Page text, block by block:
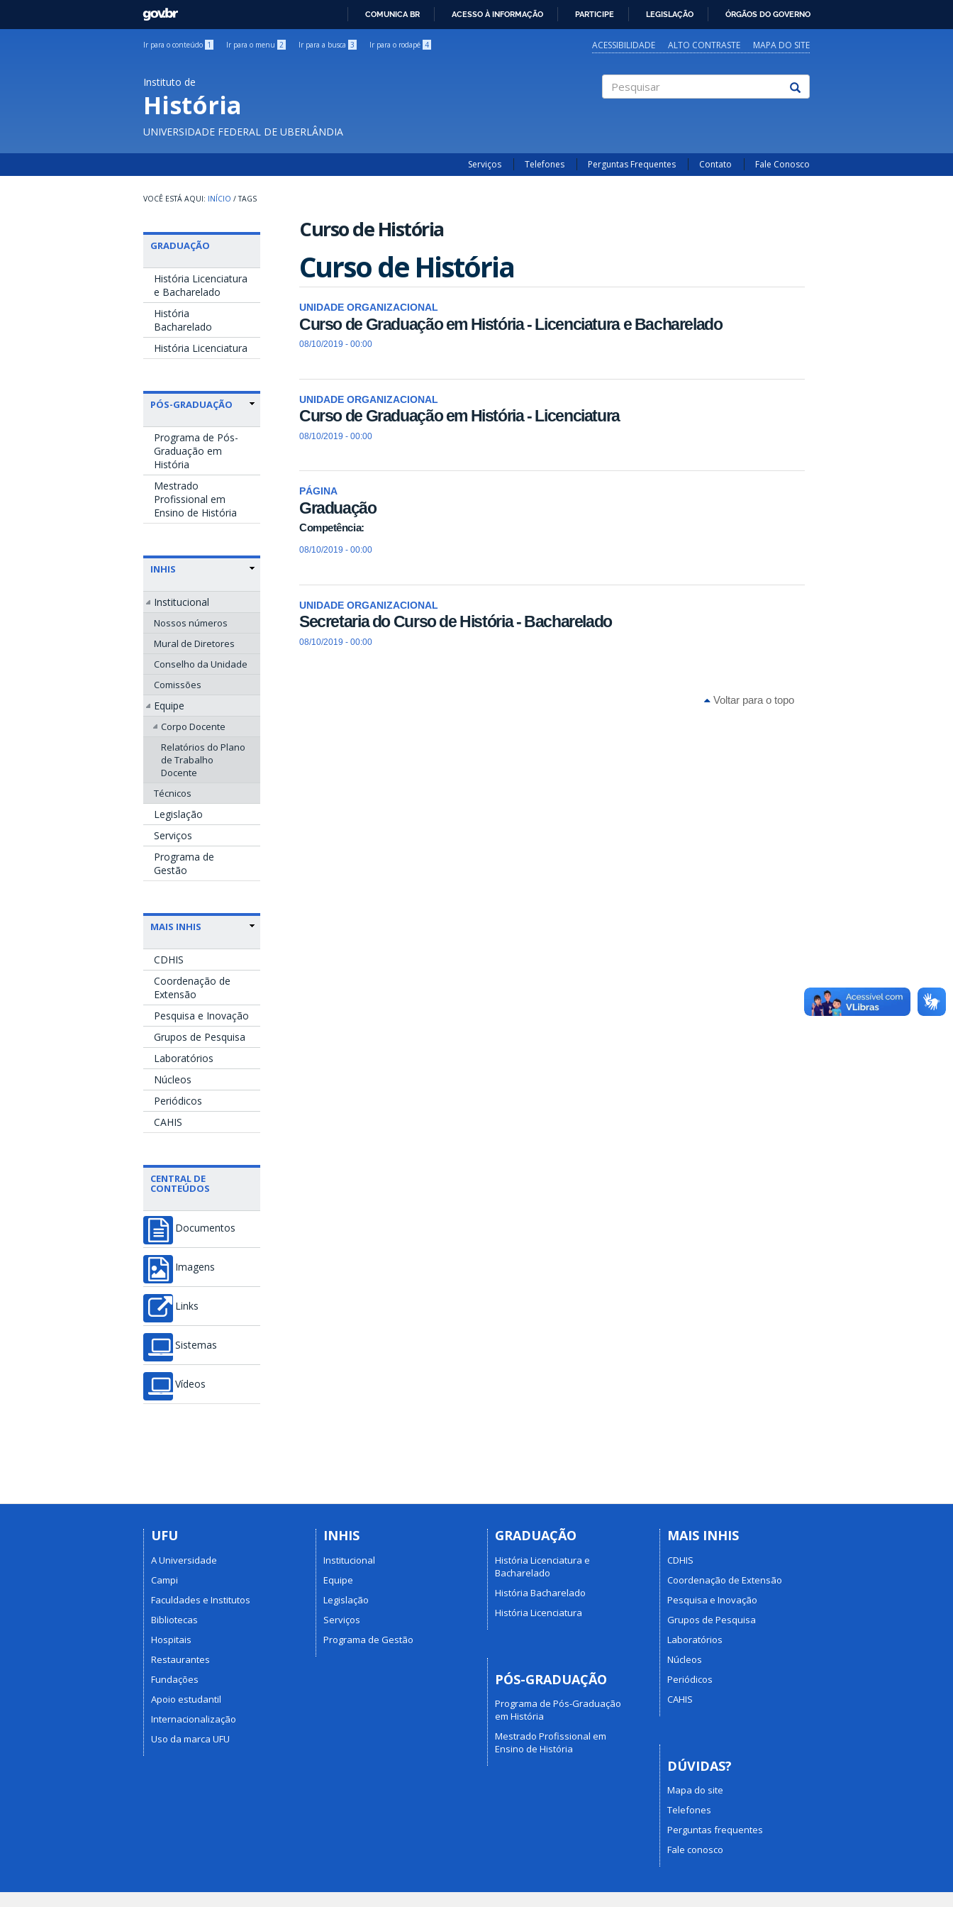
GOVBR
COMUNICA BR ACESSO À INFORMAÇÃO PARTICIPE LEGISLAÇÃO ÓRGÃOS DO GOVERNO
Ir para o conteúdo 1 Ir para o menu 2 Ir para a busca 3 Ir para o rodapé 4 ACESSIBILIDADE ALTO CONTRASTE MAPA DO SITE
Instituto de
História
UNIVERSIDADE FEDERAL DE UBERLÂNDIA
Serviços Telefones Perguntas Frequentes Contato Fale Conosco
INÍCIO / TAGS
GRADUAÇÃO
História Licenciatura
e Bacharelado
História
Bacharelado
História Licenciatura
PÓS-GRADUAÇÃO
Programa de Pós-
Graduação em
História
Mestrado
Profissional em
Ensino de História
INHIS
Institucional
Nossos números
Mural de Diretores
Conselho da Unidade
Comissões
Equipe
Corpo Docente
Relatórios do Plano
de Trabalho
Docente
Técnicos
Legislação
Serviços
Programa de
Gestão
MAIS INHIS
CDHIS
Coordenação de
Extensão
Pesquisa e Inovação
Grupos de Pesquisa
Laboratórios
Núcleos
Periódicos
CAHIS
CENTRAL DE
CONTEÚDOS
Documentos
Imagens
Links
Sistemas
Vídeos
Curso de História
Curso de História
UNIDADE ORGANIZACIONAL
Curso de Graduação em História - Licenciatura e Bacharelado
08/10/2019 - 00:00
UNIDADE ORGANIZACIONAL
Curso de Graduação em História - Licenciatura
08/10/2019 - 00:00
PÁGINA
Graduação
Competência:
08/10/2019 - 00:00
UNIDADE ORGANIZACIONAL
Secretaria do Curso de História - Bacharelado
08/10/2019 - 00:00
Voltar para o topo
UFU
A Universidade
Campi
Faculdades e Institutos
Bibliotecas
Hospitais
Restaurantes
Fundações
Apoio estudantil
Internacionalização
Uso da marca UFU
INHIS
Institucional
Equipe
Legislação
Serviços
Programa de Gestão
GRADUAÇÃO
História Licenciatura e
Bacharelado
História Bacharelado
História Licenciatura
PÓS-GRADUAÇÃO
Programa de Pós-Graduação
em História
Mestrado Profissional em
Ensino de História
MAIS INHIS
CDHIS
Coordenação de Extensão
Pesquisa e Inovação
Grupos de Pesquisa
Laboratórios
Núcleos
Periódicos
CAHIS
DÚVIDAS?
Mapa do site
Telefones
Perguntas frequentes
Fale conosco